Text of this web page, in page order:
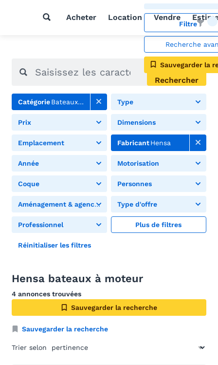
Acheter Location Vendre
Filtre
Recherche
Sauvegarder la
Rechercher
CatégorieBateaux à moteur Type
Prix Dimensions
Emplacement FabricantHensa
Année Motorisation
Coque Personnes
Aménagement & agencement Type d'offre
Professionnel Plus de filtres
Réinitialiser les filtres
Hensa bateaux à moteur
4 annonces trouvées
Sauvegarder la recherche
Sauvegarder la recherche
Trier selon